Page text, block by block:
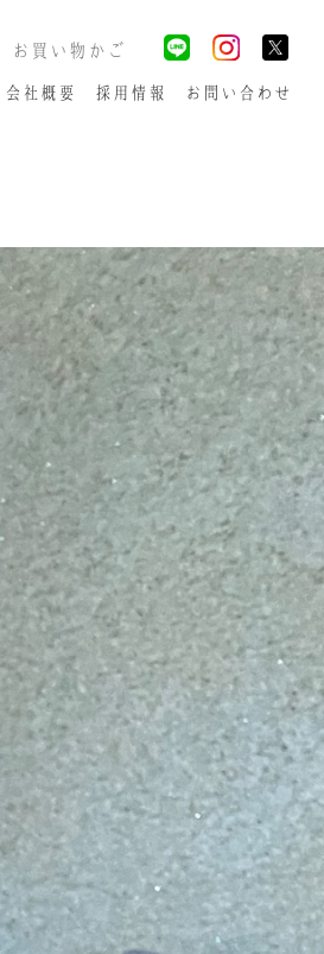
お買い物かご
会社概要 採用情報 お問い合わせ